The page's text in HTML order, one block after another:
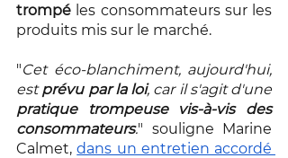
trompé les consommateurs sur les
produits mis sur le marché.
"Cet éco-blanchiment, aujourd'hui,
est prévu par la loi
pratique trompeuse vis-à-vis des
consommateurs." souligne Marine
Calmet, dans un entretien accordé